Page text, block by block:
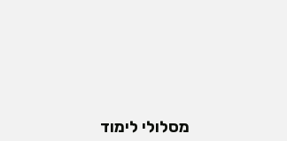
מסלולי לימוד